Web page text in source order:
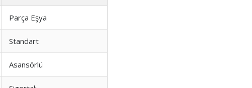
Parça Eşya
Standart
Asansörlü